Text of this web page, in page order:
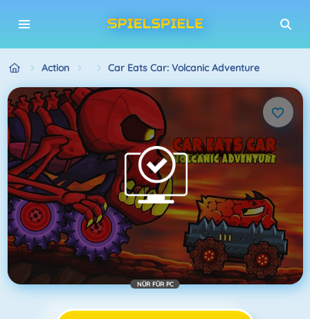
Action Car Eats Car: Volcanic Adventure
NÜR FÜR PC